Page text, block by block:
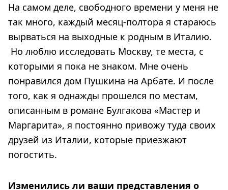
На самом деле, свободного времени у меня не
так много, каждый месяц-полтора я стараюсь
вырваться на выходные к родным в Италию.
Но люблю исследовать Москву, те места, с
которыми я пока не знаком. Мне очень
понравился дом Пушкина на Арбате. И после
того, как я однажды прошелся по местам,
описанным в романе Булгакова «Мастер и
Маргарита», я постоянно привожу туда своих
друзей из Италии, которые приезжают
погостить.
Изменились ли ваши представления о